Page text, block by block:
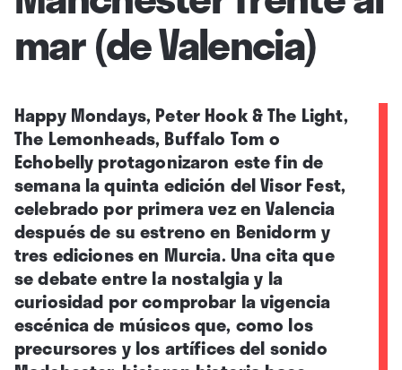
mar (de Valencia)
Happy Mondays, Peter Hook & The Light,
The Lemonheads, Buffalo Tom o
Echobelly protagonizaron este fin de
semana la quinta edición del Visor Fest,
celebrado por primera vez en Valencia
después de su estreno en Benidorm y
tres ediciones en Murcia. Una cita que
se debate entre la nostalgia y la
curiosidad por comprobar la vigencia
escénica de músicos que, como los
precursores y los artífices del sonido